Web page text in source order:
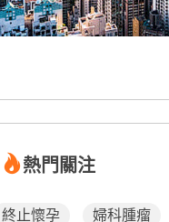
熱門關注
終止懷孕 婦科腫瘤